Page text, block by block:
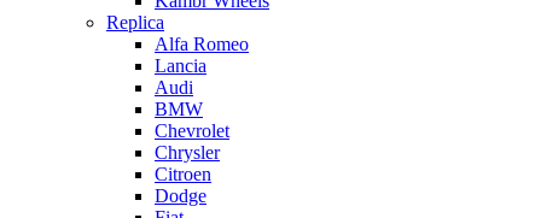
Replica
Alfa Romeo
Lancia
Audi
BMW
Chevrolet
Chrysler
Citroen
Dodge